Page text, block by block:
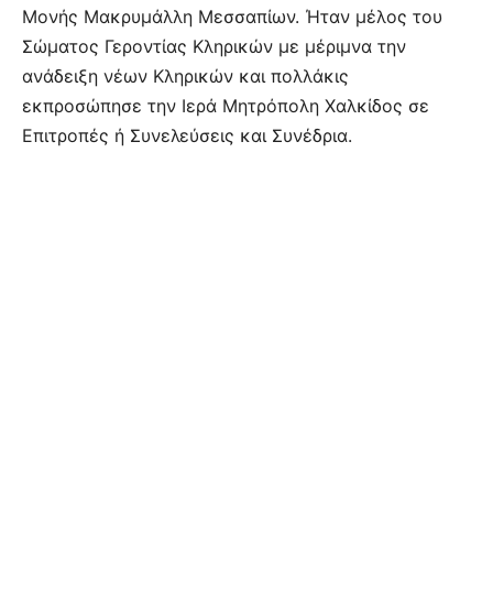
Μονής Μακρυμάλλη Μεσσαπίων. Ήταν μέλος του
Σώματος Γεροντίας Κληρικών με μέριμνα την
ανάδειξη νέων Κληρικών και πολλάκις
εκπροσώπησε την Ιερά Μητρόπολη Χαλκίδος σε
Επιτροπές ή Συνελεύσεις και Συνέδρια.